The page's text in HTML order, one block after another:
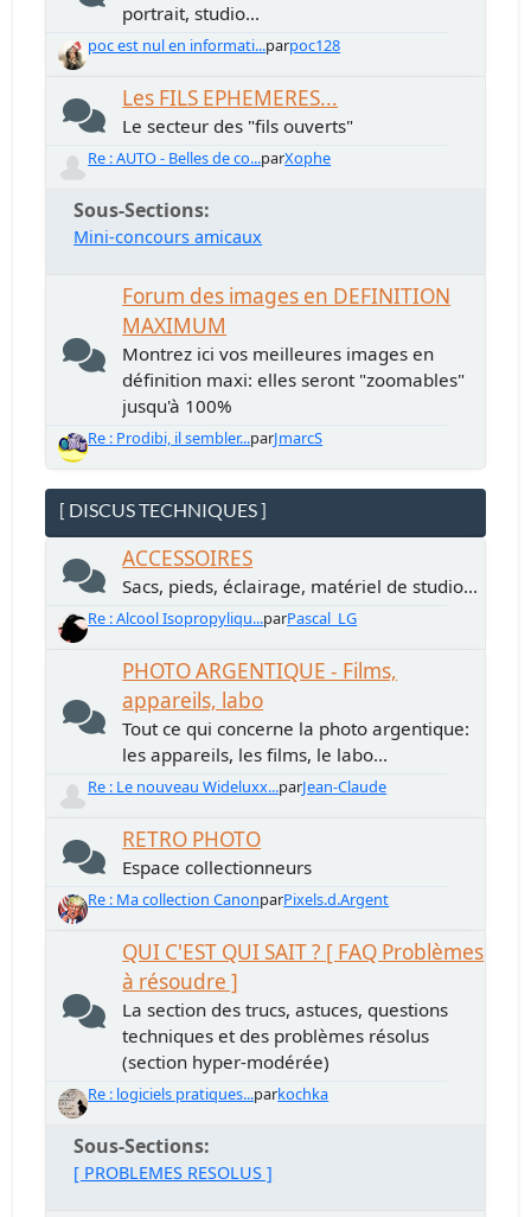
portrait, studio...
poc est nul en informati...parpoc128
Les FILS EPHEMERES...
Le secteur des "fils ouverts"
Re : AUTO - Belles de co...parXophe
Sous-Sections
Mini-concours amicaux
Forum des images en DEFINITION
MAXIMUM
Montrez ici vos meilleures images en
définition maxi: elles seront "zoomables"
jusqu'à 100%
Re : Prodibi, il sembler...parJmarcS
[ DISCUS TECHNIQUES ]
ACCESSOIRES
Sacs, pieds, éclairage, matériel de studio...
Re : Alcool Isopropyliqu...parPascal_LG
PHOTO ARGENTIQUE - Films,
appareils, labo
Tout ce qui concerne la photo argentique:
les appareils, les films, le labo...
Re : Le nouveau Wideluxx...parJean-Claude
RETRO PHOTO
Espace collectionneurs
Re : Ma collection CanonparPixels.d.Argent
QUI C'EST QUI SAIT ? [ FAQ Problèmes
à résoudre ]
La section des trucs, astuces, questions
techniques et des problèmes résolus
(section hyper-modérée)
Re : logiciels pratiques...parkochka
Sous-Sections
[ PROBLEMES RESOLUS ]